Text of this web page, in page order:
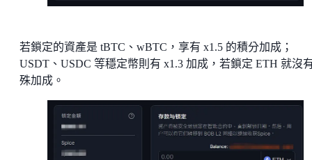
若鎖定的資產是 tBTC、wBTC，享有 x1.5 的積分加成；
USDT、USDC 等穩定幣則有 x1.3 加成，若鎖定 ETH 就沒
殊加成。